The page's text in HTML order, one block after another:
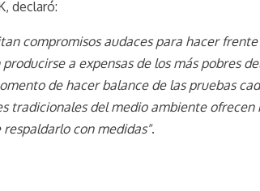
declaró:
compromisos audaces para hacer
a expensas de los más pobres
de hacer balance de las pruebas
tradicionales del medio ambiente ofrecen
con medidas".